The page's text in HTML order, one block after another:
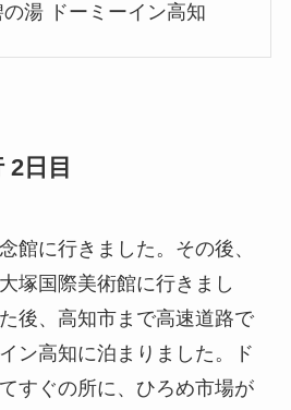
湯 ドーミーイン高知
2日目
館に行きました。その後、
塚国際美術館に行きまし
後、高知市まで高速道路で
ン高知に泊まりました。ド
すぐの所に、ひろめ市場が